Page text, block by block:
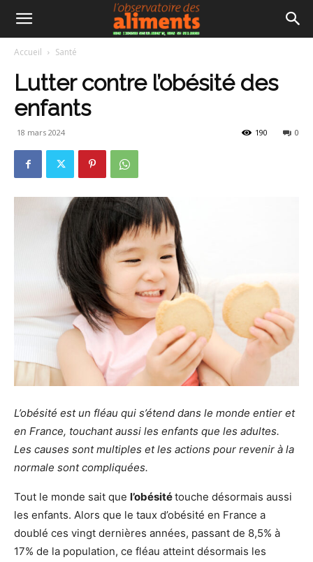
Accueil Santé
Lutter contre l’obésité des
enfants
18 mars 2024 0
190
L’obésité est un fléau qui s’étend dans le monde entier et
en France, touchant aussi les enfants que les adultes.
Les causes sont multiples et les actions pour revenir à la
normale sont compliquées.
Tout le monde sait que l’obésitétouche désormais aussi
les enfants. Alors que le taux d’obésité en France a
doublé ces vingt dernières années, passant de 8,5% à
17% de la population, ce fléau atteint désormais les